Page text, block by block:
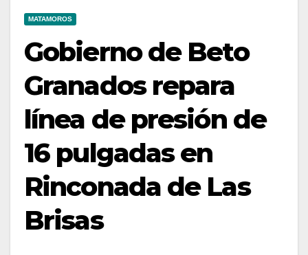
MATAMOROS
Gobierno de Beto
Granados repara
línea de presión de
16 pulgadas en
Rinconada de Las
Brisas